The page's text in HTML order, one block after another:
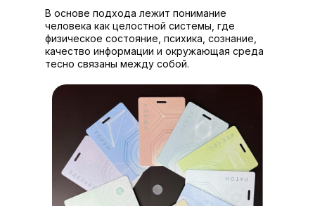
В основе подхода лежит понимание
человека как целостной системы, где
физическое состояние, психика, сознание,
качество информации и окружающая среда
тесно связаны между собой.